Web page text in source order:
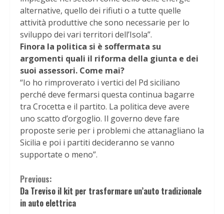
alternative, quello dei rifiuti o a tutte quelle
attività produttive che sono necessarie per lo
sviluppo dei vari territori dell’Isola”.
Finora la politica si è soffermata su
argomenti quali il riforma della giunta e dei
suoi assessori. Come mai?
“Io ho rimproverato i vertici del Pd siciliano
perché deve fermarsi questa continua bagarre
tra Crocetta e il partito. La politica deve avere
uno scatto d’orgoglio. Il governo deve fare
proposte serie per i problemi che attanagliano la
Sicilia e poi i partiti decideranno se vanno
supportate o meno”.
Continue
Reading
Previous:
Da Treviso il kit per trasformare un’auto tradizionale
in auto elettrica